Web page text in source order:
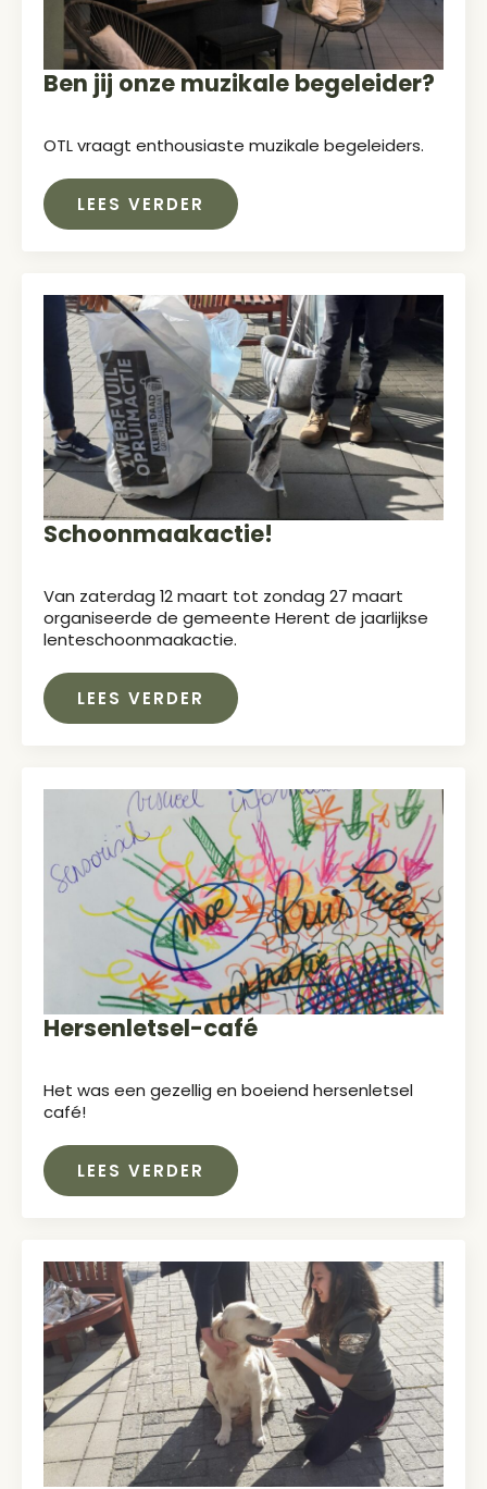
Ben jij onze muzikale begeleider?
OTL vraagt enthousiaste muzikale begeleiders.
LEES VERDER
Schoonmaakactie!
Van zaterdag 12 maart tot zondag 27 maart
organiseerde de gemeente Herent de jaarlijkse
lenteschoonmaakactie.
LEES VERDER
Hersenletsel-café
Het was een gezellig en boeiend hersenletsel
café!
LEES VERDER